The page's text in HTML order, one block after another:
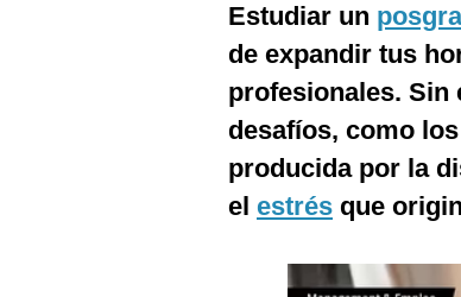
Estudiar un
de expandir tus
profesionales. Sin
desafíos, como
producida por la
el estrés que